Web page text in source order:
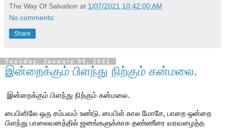
The Way Of Salvation at 1/07/2021 10:42:00 AM
No comments:
Share
Tuesday, January 05, 2021
இன்றைக்கும் பிளந்து நிற்கும் கன்மலை.
இன்றைக்கும் பிளந்து நிற்கும் கன்மலை.
பைபிளிலே ஒரு சம்பவம் உண்டு. பைபிள் கால மோசே, பாறை ஒன்றை
பிளந்து பாலைவனத்தில் ஜனங்களுக்காக தண்ணீரை வரவழைத்த